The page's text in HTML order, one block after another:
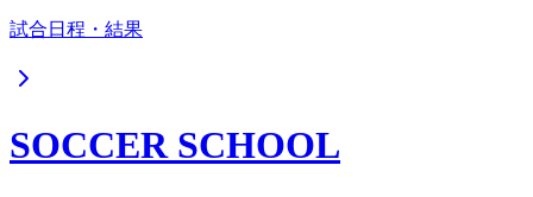
試合日程・結果
SOCCER SCHOOL